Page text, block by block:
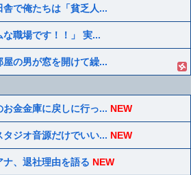
で俺たちは「貧乏人...
職場です！！」 実...
の男が窓を開けて繰...
金金庫に戻しに行っ... NEW
ジオ音源だけでいい... NEW
、退社理由を語る NEW